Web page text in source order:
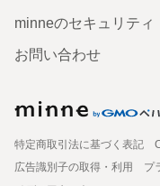
minneのセキュリティ
お問い合わせ
特定商取引法に基づく表記
広告識別子の取得・利用
プ